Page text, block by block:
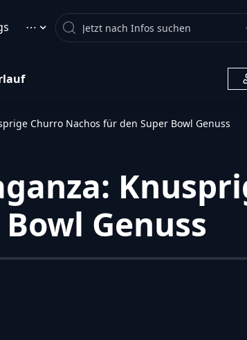
⋯ Search
Churro Nachos für den Super Bowl Genuss
Genuss